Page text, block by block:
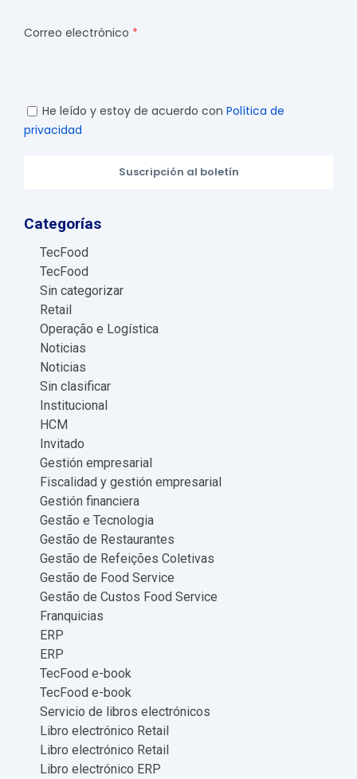
Correo electrónico
He leído y estoy de acuerdo con Política de
privacidad
Suscripción al boletín
Categorías
TecFood
TecFood
Sin categorizar
Retail
Operação e Logística
Noticias
Noticias
Sin clasificar
Institucional
HCM
Invitado
Gestión empresarial
Fiscalidad y gestión empresarial
Gestión financiera
Gestão e Tecnologia
Gestão de Restaurantes
Gestão de Refeições Coletivas
Gestão de Food Service
Gestão de Custos Food Service
Franquicias
ERP
ERP
TecFood e-book
TecFood e-book
Servicio de libros electrónicos
Libro electrónico Retail
Libro electrónico Retail
Libro electrónico ERP